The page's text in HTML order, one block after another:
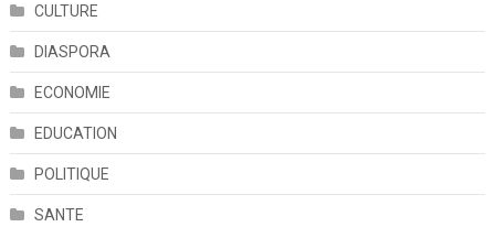
CULTURE
DIASPORA
ECONOMIE
EDUCATION
POLITIQUE
SANTE